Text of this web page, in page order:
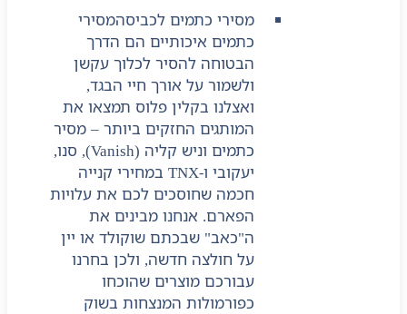
מסירי כתמים לכביסהמסירי
כתמים איכותיים הם הדרך
הבטוחה להסיר לכלוך עקשן
ולשמור על אורך חיי הבגד,
ואצלנו בקלין פלוס תמצאו את
המותגים החזקים ביותר – מסיר
כתמים וניש קליה (Vanish), סנו,
יעקובי ו-TNX במחירי קנייה
חכמה שחוסכים לכם את עלויות
הפארם. אנחנו מבינים את
ה"כאב" שבכתם שוקולד או יין
על חולצה חדשה, ולכן בחרנו
עבורכם מוצרים שהוכחו
כפורמולות המנצחות בשוק